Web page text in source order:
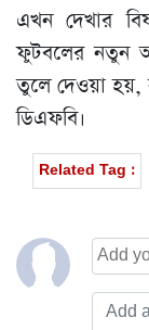
এখন দেখার
ফুটবলের নতুন
তুলে দেওয়া হয়,
ডিএফবি।
Related Tag :